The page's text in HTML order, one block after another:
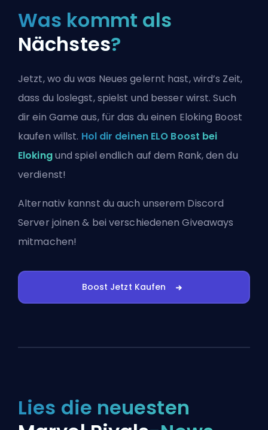
Was kommt als
Nächstes?
Jetzt, wo du was Neues gelernt hast, wird’s Zeit,
dass du loslegst, spielst und besser wirst. Such
dir ein Game aus, für das du einen Eloking Boost
kaufen willst. Hol dir deinen ELO Boost bei
Elokingund spiel endlich auf dem Rank, den du
verdienst!
Alternativ kannst du auch unserem Discord
Server joinen & bei verschiedenen Giveaways
mitmachen!
Boost Jetzt Kaufen
Lies die neuesten